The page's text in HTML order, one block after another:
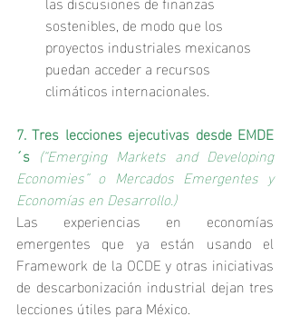
sostenibles, de modo que los
proyectos industriales mexicanos
puedan acceder a recursos
climáticos internacionales.
7. Tres lecciones ejecutivas desde EMDE
´s (“Emerging Markets and Developing
Economies” o Mercados Emergentes y
Economías en Desarrollo.)
Las experiencias en economías
emergentes que ya están usando el
Framework de la OCDE y otras iniciativas
de descarbonización industrial dejan tres
lecciones útiles para México.